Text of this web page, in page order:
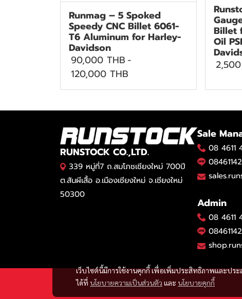
Runmag – 5 Spoked
Speedy CNC Billet 6061-
T6 Aluminum for Harley-
Davidson
90,000 THB-
120,000 THB
Billet
Oil
เว็บไซต์นี้มีการใช้งานคุกกี้ เพื่อเพิ่มประสิทธิภาพและปร
ได้ที่ นโยบายความเป็นส่วนตัว และ นโยบายคุกกี้
RUNSTOCK CO.,LTD.
339 หมู่ที่7 ถ.สมโภชเชียงใหม่ 700ปี
ต.สันผีเสื้อ อ.เมืองเชียงใหม่ จ.เชียงใหม่
50300
Sale
08 4611
Admin
08 4611